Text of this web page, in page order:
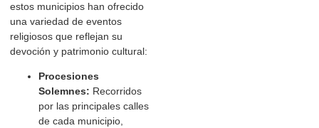
estos municipios han ofrecido
una variedad de eventos
religiosos que reflejan su
devoción y patrimonio cultural:
Procesiones
Solemnes: Recorridos
por las principales calles
de cada municipio,